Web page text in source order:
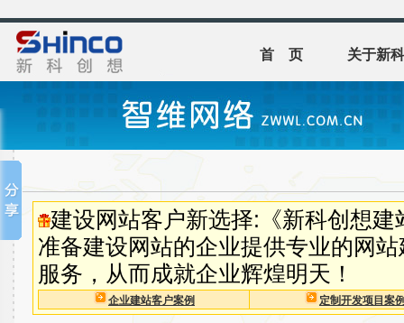
首 页 关于新
建设网站客户新选择:《新科创想
准备建设网站的企业提供专业的网
服务，从而成就企业辉煌明天！
企业建站客户案例 定制开发项目案